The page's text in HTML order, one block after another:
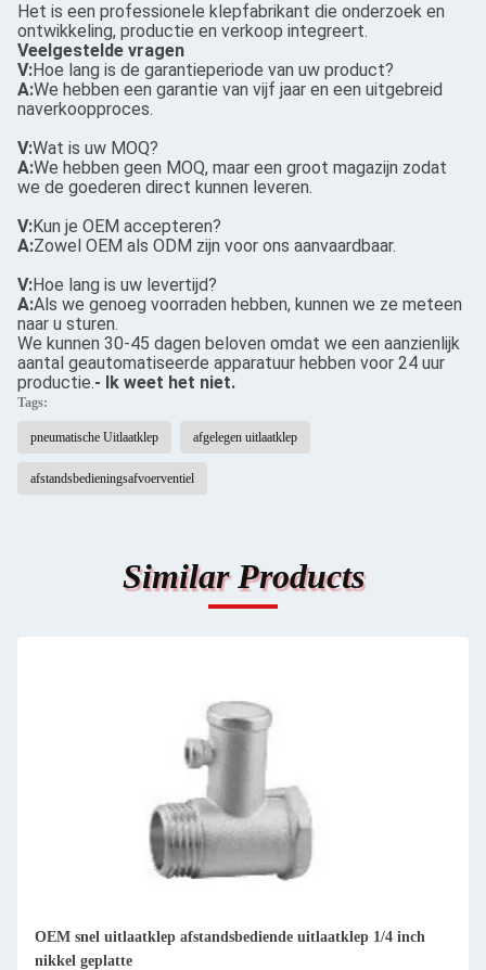
Het is een professionele klepfabrikant die onderzoek en
ontwikkeling, productie en verkoop integreert.
Veelgestelde vragen
V:Hoe lang is de garantieperiode van uw product?
A:We hebben een garantie van vijf jaar en een uitgebreid
naverkoopproces.
V:Wat is uw MOQ?
A:We hebben geen MOQ, maar een groot magazijn zodat
we de goederen direct kunnen leveren.
V:Kun je OEM accepteren?
A:Zowel OEM als ODM zijn voor ons aanvaardbaar.
V:Hoe lang is uw levertijd?
A:Als we genoeg voorraden hebben, kunnen we ze meteen
naar u sturen.
We kunnen 30-45 dagen beloven omdat we een aanzienlijk
aantal geautomatiseerde apparatuur hebben voor 24 uur
productie.- Ik weet het niet.
Tags:
pneumatische Uitlaatklep afgelegen uitlaatklep
afstandsbedieningsafvoerventiel
Similar Products
OEM snel uitlaatklep afstandsbediende uitlaatklep 1/4 inch
nikkel geplatte